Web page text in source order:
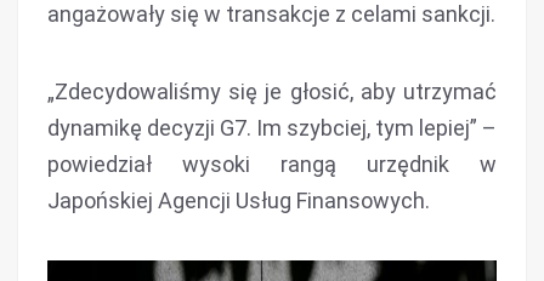
angażowały się w transakcje z celami sankcji.
„Zdecydowaliśmy się je głosić, aby utrzymać
dynamikę decyzji G7. Im szybciej, tym lepiej” –
powiedział wysoki rangą urzędnik w
Japońskiej Agencji Usług Finansowych.